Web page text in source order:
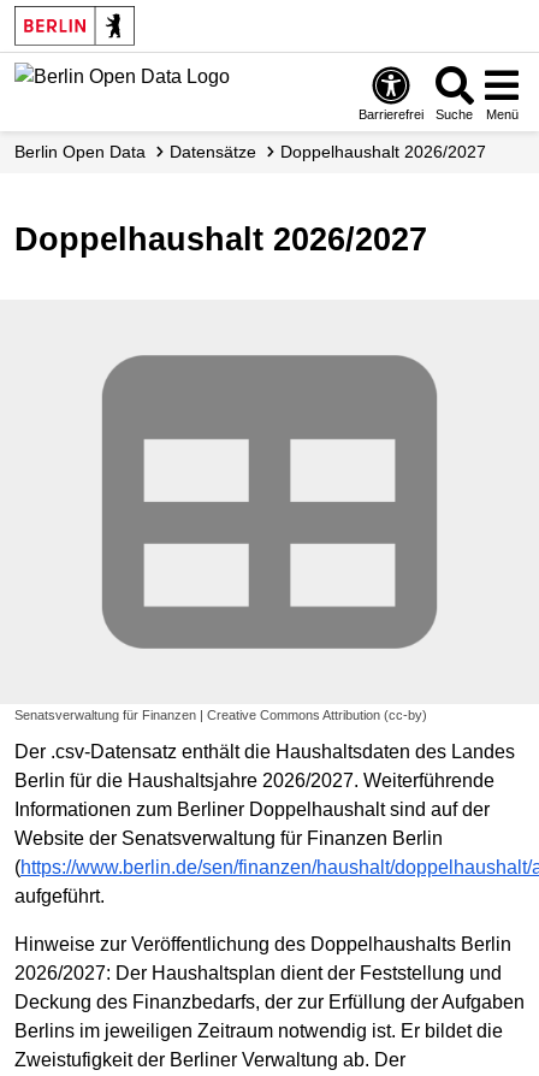
Skip
to
main
Barrierefrei Suche Menü
Berlin Open Data Datensätze Doppelhaushalt 2026/2027
Doppelhaushalt 2026/2027
Senatsverwaltung für Finanzen | Creative Commons Attribution (cc-by)
Der .csv-Datensatz enthält die Haushaltsdaten des Landes
Berlin für die Haushaltsjahre 2026/2027. Weiterführende
Informationen zum Berliner Doppelhaushalt sind auf der
Website der Senatsverwaltung für Finanzen Berlin
(https://www.berlin.de/sen/finanzen/haushalt/
aufgeführt.
Hinweise zur Veröffentlichung des Doppelhaushalts Berlin
2026/2027: Der Haushaltsplan dient der Feststellung und
Deckung des Finanzbedarfs, der zur Erfüllung der Aufgaben
Berlins im jeweiligen Zeitraum notwendig ist. Er bildet die
Zweistufigkeit der Berliner Verwaltung ab. Der